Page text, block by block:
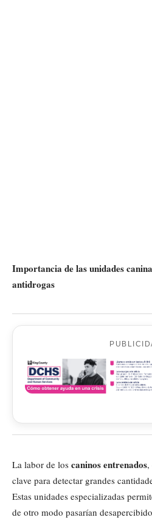
Importancia de las unidades
antidrogas
La labor de los caninos entrenados
clave para detectar grandes
Estas unidades especializadas
de otro modo pasarían